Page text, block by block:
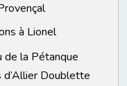
à Lionel
de la Pétanque
d’Allier Doublette